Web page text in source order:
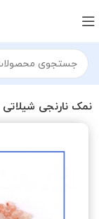
نمک نارنجی شیلاتی